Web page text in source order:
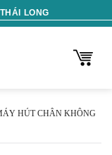
LONG
HÚT CHÂN KHÔNG